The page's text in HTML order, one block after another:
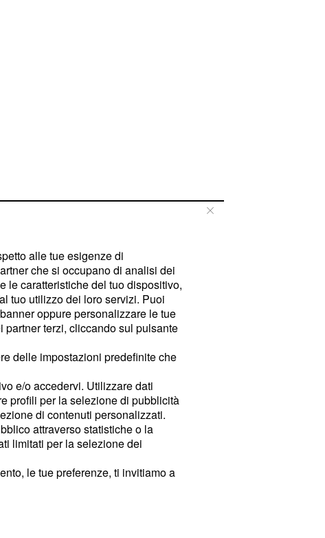
alle tue esigenze di
che si occupano di analisi dei
le caratteristiche del tuo dispositivo,
tuo utilizzo dei loro servizi. Puoi
oppure personalizzare le tue
terzi, cliccando sul pulsante
delle impostazioni predefinite che
e/o accedervi. Utilizzare dati
profili per la selezione di pubblicità
di contenuti personalizzati.
attraverso statistiche o la
limitati per la selezione dei
le tue preferenze, ti invitiamo a